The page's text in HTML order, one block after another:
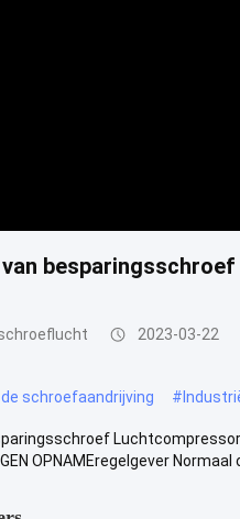
van
2023-03-22
schroefaandrijving #
OPNAMEregelgever Normaal